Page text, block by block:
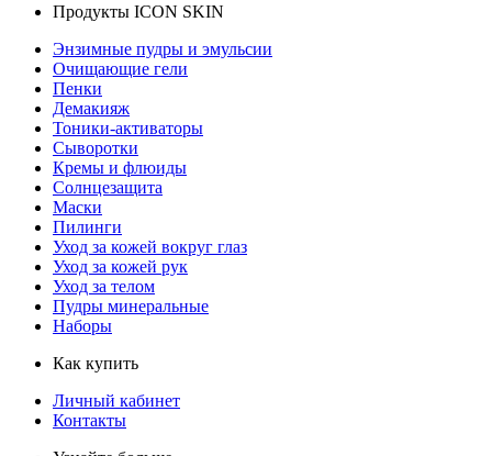
Продукты ICON SKIN
Энзимные пудры и эмульсии
Очищающие гели
Пенки
Демакияж
Тоники-активаторы
Сыворотки
Кремы и флюиды
Солнцезащита
Маски
Пилинги
Уход за кожей вокруг глаз
Уход за кожей рук
Уход за телом
Пудры минеральные
Наборы
Как купить
Личный кабинет
Контакты